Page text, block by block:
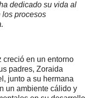
dedicado su vida al
los procesos
en un entorno
padres, Zoraida
junto a su hermana
un ambiente cálido y